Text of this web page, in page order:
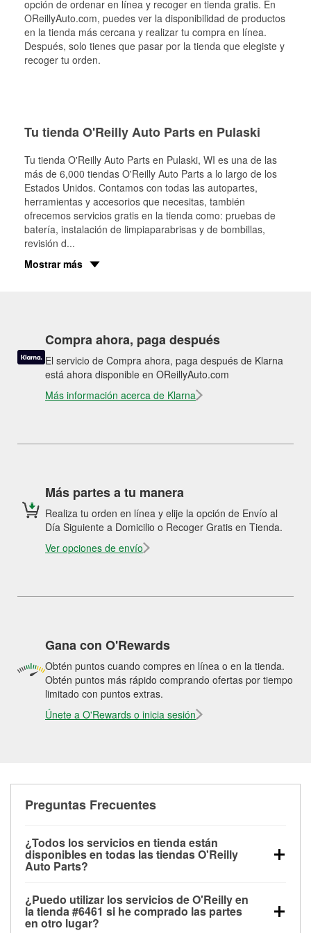
opción de ordenar en línea y recoger en tienda gratis. En
OReillyAuto.com, puedes ver la disponibilidad de productos
en la tienda más cercana y realizar tu compra en línea.
Después, solo tienes que pasar por la tienda que elegiste y
recoger tu orden.
Tu tienda O'Reilly Auto Parts en Pulaski
Tu tienda O'Reilly Auto Parts en Pulaski, WI es una de las
más de 6,000 tiendas O'Reilly Auto Parts a lo largo de los
Estados Unidos. Contamos con todas las autopartes,
herramientas y accesorios que necesitas, también
ofrecemos servicios gratis en la tienda como: pruebas de
batería, instalación de limpiaparabrisas y de bombillas,
revisión d...
Mostrar más
Compra ahora, paga después
El servicio de Compra ahora, paga después de Klarna
está ahora disponible en OReillyAuto.com
Más información acerca de Klarna
Más partes a tu manera
Realiza tu orden en línea y elije la opción de Envío al
Día Siguiente a Domicilio o Recoger Gratis en Tienda.
Ver opciones de envío
Gana con O'Rewards
Obtén puntos cuando compres en línea o en la tienda.
Obtén puntos más rápido comprando ofertas por tiempo
limitado con puntos extras.
Únete a O'Rewards o inicia sesión
Preguntas Frecuentes
¿Todos los servicios en tienda están
disponibles en todas las tiendas O'Reilly
Auto Parts?
las pruebas de batería, pruebas de alternador y
motor de arranque, revisión de la luz “Check Engine”
¿Puedo utilizar los servicios de O'Reilly en
la tienda #6461 si he comprado las partes
en otro lugar?